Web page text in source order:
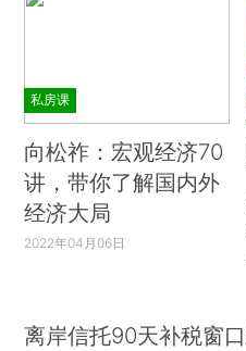
私房课
向松祚：宏观经济70
讲，带你了解国内外
经济大局
2022年04月06日
离岸信托90天补税窗